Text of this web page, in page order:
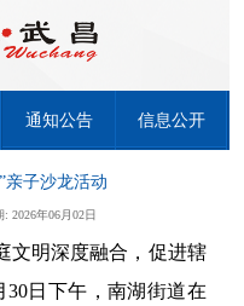
通知公告 信息公开
亲子沙龙活动
: 2026年06月02日
文明深度融合，促进辖
日下午，南湖街道在